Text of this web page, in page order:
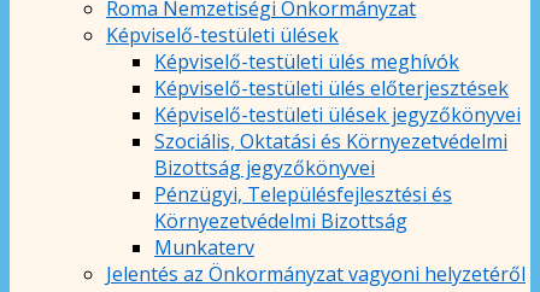
Roma Nemzetiségi Önkormányzat
Képviselő-testületi ülések
Képviselő-testületi ülés meghívók
Képviselő-testületi ülés előterjesztések
Képviselő-testületi ülések jegyzőkönyvei
Szociális, Oktatási és Környezetvédelmi
Bizottság jegyzőkönyvei
Pénzügyi, Településfejlesztési és
Környezetvédelmi Bizottság
Munkaterv
Jelentés az Önkormányzat vagyoni helyzetéről